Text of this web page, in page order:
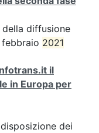
diffusione
febbraio 2021
il
in Europa per
dei